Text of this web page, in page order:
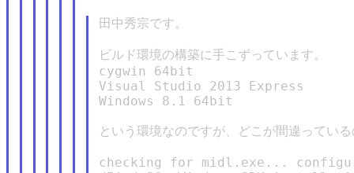
田中秀宗です。
ビルド環境の構築に手こずっています。
cygwin 64bit
Visual Studio 2013 Express
Windows 8.1 64bit
という環境なのですが、どこが間違ってい
checking for midl.exe...